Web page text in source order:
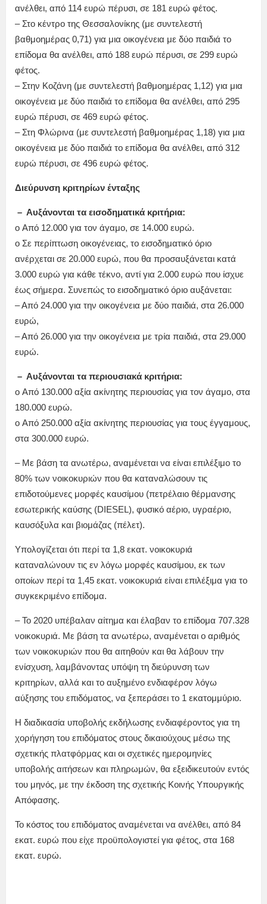
ανέλθει, από 114 ευρώ πέρυσι, σε 181 ευρώ φέτος.
– Στο κέντρο της Θεσσαλονίκης (με συντελεστή
βαθμοημέρας 0,71) για μια οικογένεια με δύο παιδιά το
επίδομα θα ανέλθει, από 188 ευρώ πέρυσι, σε 299 ευρώ
φέτος.
– Στην Κοζάνη (με συντελεστή βαθμοημέρας 1,12) για μια
οικογένεια με δύο παιδιά το επίδομα θα ανέλθει, από 295
ευρώ πέρυσι, σε 469 ευρώ φέτος.
– Στη Φλώρινα (με συντελεστή βαθμοημέρας 1,18) για μια
οικογένεια με δύο παιδιά το επίδομα θα ανέλθει, από 312
ευρώ πέρυσι, σε 496 ευρώ φέτος.
Διεύρυνση κριτηρίων ένταξης
– Αυξάνονται τα εισοδηματικά κριτήρια:
o Από 12.000 για τον άγαμο, σε 14.000 ευρώ.
o Σε περίπτωση οικογένειας, το εισοδηματικό όριο
ανέρχεται σε 20.000 ευρώ, που θα προσαυξάνεται κατά
3.000 ευρώ για κάθε τέκνο, αντί για 2.000 ευρώ που ίσχυε
έως σήμερα. Συνεπώς το εισοδηματικό όριο αυξάνεται:
– Από 24.000 για την οικογένεια με δύο παιδιά, στα 26.000
ευρώ,
– Από 26.000 για την οικογένεια με τρία παιδιά, στα 29.000
ευρώ.
– Αυξάνονται τα περιουσιακά κριτήρια:
o Από 130.000 αξία ακίνητης περιουσίας για τον άγαμο, στα
180.000 ευρώ.
o Από 250.000 αξία ακίνητης περιουσίας για τους έγγαμους,
στα 300.000 ευρώ.
– Με βάση τα ανωτέρω, αναμένεται να είναι επιλέξιμο το
80% των νοικοκυριών που θα καταναλώσουν τις
επιδοτούμενες μορφές καυσίμου (πετρέλαιο θέρμανσης
εσωτερικής καύσης (DIESEL), φυσικό αέριο, υγραέριο,
καυσόξυλα και βιομάζας (πέλετ).
Υπολογίζεται ότι περί τα 1,8 εκατ. νοικοκυριά
καταναλώνουν τις εν λόγω μορφές καυσίμου, εκ των
οποίων περί τα 1,45 εκατ. νοικοκυριά είναι επιλέξιμα για το
συγκεκριμένο επίδομα.
– Το 2020 υπέβαλαν αίτημα και έλαβαν το επίδομα 707.328
νοικοκυριά. Με βάση τα ανωτέρω, αναμένεται ο αριθμός
των νοικοκυριών που θα αιτηθούν και θα λάβουν την
ενίσχυση, λαμβάνοντας υπόψη τη διεύρυνση των
κριτηρίων, αλλά και το αυξημένο ενδιαφέρον λόγω
αύξησης του επιδόματος, να ξεπεράσει το 1 εκατομμύριο.
Η διαδικασία υποβολής εκδήλωσης ενδιαφέροντος για τη
χορήγηση του επιδόματος στους δικαιούχους μέσω της
σχετικής πλατφόρμας και οι σχετικές ημερομηνίες
υποβολής αιτήσεων και πληρωμών, θα εξειδικευτούν εντός
του μηνός, με την έκδοση της σχετικής Κοινής Υπουργικής
Απόφασης.
Το κόστος του επιδόματος αναμένεται να ανέλθει, από 84
εκατ. ευρώ που είχε προϋπολογιστεί για φέτος, στα 168
εκατ. ευρώ.